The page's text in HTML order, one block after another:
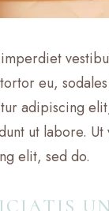
eu,
adipiscing
ut labore.
elit, sed do.